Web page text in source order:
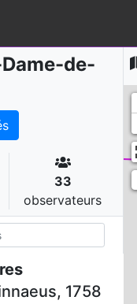
de-
33
observateurs
1758